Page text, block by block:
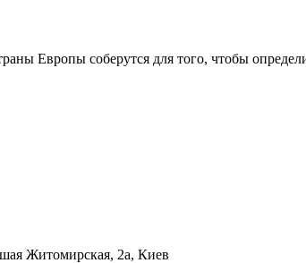
Европы соберутся для того, чтобы
Житомирская, 2а, Киев